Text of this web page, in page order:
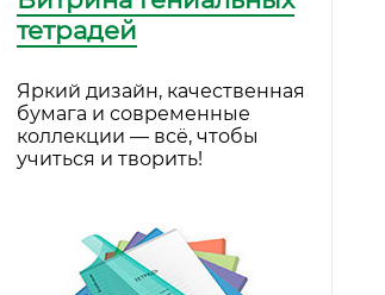
тетрадей
Яркий дизайн, качественная
бумага и современные
коллекции — всё, чтобы
учиться и творить!